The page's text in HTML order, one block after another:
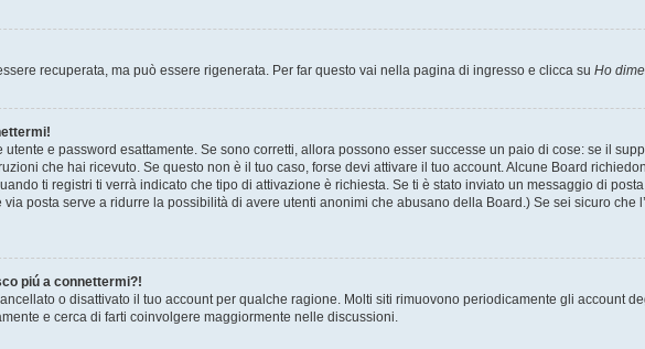
recuperata, ma può essere rigenerata. Per far questo vai nella pagina di ingresso e clicca su Ho
utente e password esattamente. Se sono corretti, allora possono esser successe un paio di cose: se il
che hai ricevuto. Se questo non è il tuo caso, forse devi attivare il tuo account. Alcune Board
ti registri ti verrà indicato che tipo di attivazione è richiesta. Se ti è stato inviato un messaggio di
posta serve a ridurre la possibilità di avere utenti anonimi che abusano della Board.) Se sei sicuro
piú a connettermi?!
o disattivato il tuo account per qualche ragione. Molti siti rimuovono periodicamente gli account
e cerca di farti coinvolgere maggiormente nelle discussioni.